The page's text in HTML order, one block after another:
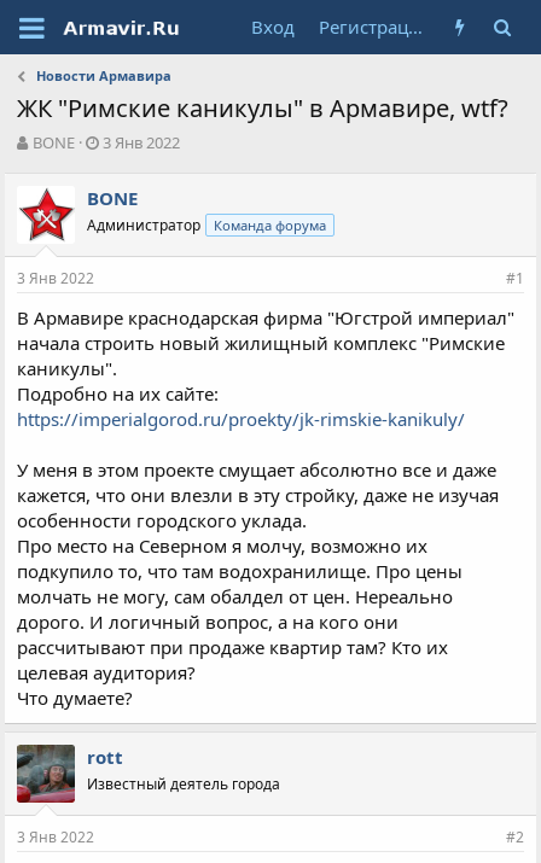
Вход Регистрация
Новости Армавира
ЖК "Римские каникулы" в Армавире, wtf?
А
о
р
т
е
ы
BONE
Д
а
н
л
а
3 Янв 2022
BONE
Администратор Команда форума
3 Янв 2022 #1
В Армавире краснодарская фирма "Югстрой империал"
начала строить новый жилищный комплекс "Римские
каникулы".
Подробно на их сайте:
https://imperialgorod.ru/proekty/jk-rimskie-kanikuly/
У меня в этом проекте смущает абсолютно все и даже
кажется, что они влезли в эту стройку, даже не изучая
особенности городского уклада.
Про место на Северном я молчу, возможно их
подкупило то, что там водохранилище. Про цены
молчать не могу, сам обалдел от цен. Нереально
дорого. И логичный вопрос, а на кого они
рассчитывают при продаже квартир там? Кто их
целевая аудитория?
Что думаете?
rott
Известный деятель города
3 Янв 2022 #2